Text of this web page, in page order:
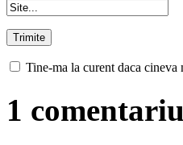
Tine-ma la curent daca cineva
1 comentariu